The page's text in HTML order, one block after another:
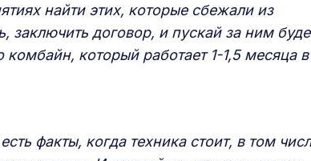
найти этих, которые сбежали из
заключить договор, и пускай за ним
который работает 1-1,5 месяца в
факты, когда техника стоит, в том